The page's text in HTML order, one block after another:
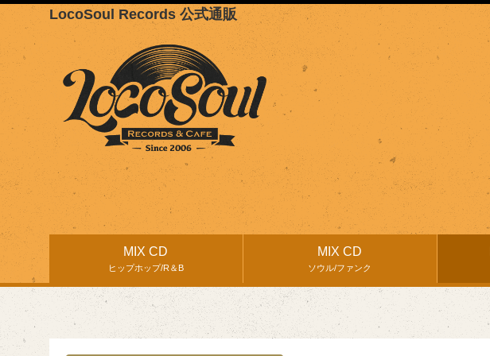
LocoSoul Records 公式通販
MIX CD
ヒップホップ/R＆B
MIX CD
ソウル/ファンク